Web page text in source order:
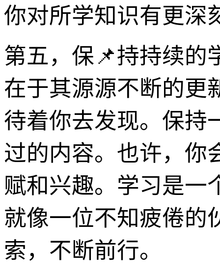
你对所学知识有更深
第五，保📌持持续的
在于其源源不断的更
待着你去发现。保持
过的内容。也许，你
赋和兴趣。学习是一
就像一位不知疲倦的
索，不断前行。